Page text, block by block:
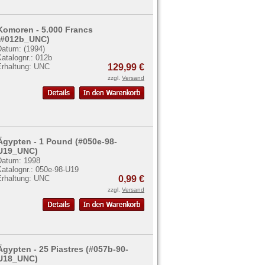
- 5.000 Francs
(1994)
012b
UNC
129,99 €
zzgl. Versand
- 1 Pound (#050e-98-
1998
050e-98-U19
UNC
0,99 €
zzgl. Versand
- 25 Piastres (#057b-90-